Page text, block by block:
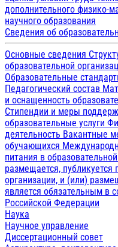
дополнительного физико-
научного образования
Сведения об
Основные сведения
образовательной
Образовательные
Педагогический состав
и оснащенность
Стипендии и меры
образовательные услуги
деятельность Вакантные
обучающихся
питания в
размещается,
организации, и (или)
является обязательным в
Российской Федерации
Наука
Научное управление
Диссертационный совет